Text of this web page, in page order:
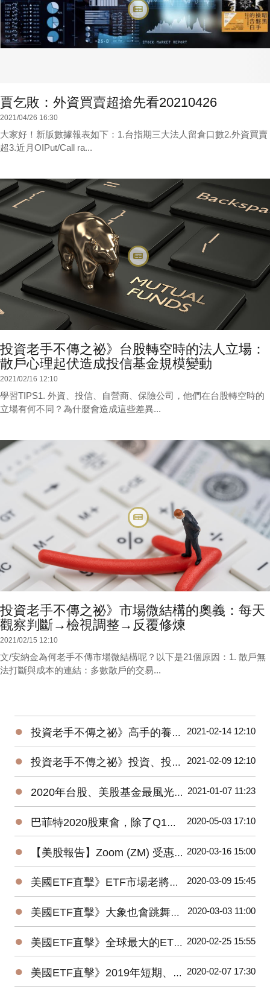
賈乞敗：外資買賣超搶先看20210426
2021/04/26 16:30
大家好！新版數據報表如下：1.台指期三大法人留倉口數2.外資買賣
超3.近月OIPut/Call ra...
投資老手不傳之祕》台股轉空時的法人立場：
散戶心理起伏造成投信基金規模變動
2021/02/16 12:10
學習TIPS1. 外資、投信、自營商、保險公司，他們在台股轉空時的
立場有何不同？為什麼會造成這些差異...
投資老手不傳之祕》市場微結構的奧義：每天
觀察判斷→檢視調整→反覆修煉
2021/02/15 12:10
文/安納金為何老手不傳市場微結構呢？以下是21個原因：1. 散戶無
法打斷與成本的連結：多數散戶的交易...
● 投資老手不傳之祕》高手的養成3階段：開放心胸 + 廣泛學習 + 大空頭洗禮 2021-02-14 12:10
● 投資老手不傳之祕》投資、投機、避險——3種部位都要嚴守各自紀律 2021-02-09 12:10
● 2020年台股、美股基金最風光，平均績效超過15%，能源基金谷底翻身大賺逾160%！ 2021-01-07 11:23
● 巴菲特2020股東會，除了Q1虧損，接下來投資人應該注意那些事？ 2020-05-03 17:10
● 【美股報告】Zoom (ZM) 受惠疫情，2019Q4財報及2020展望 2020-03-16 15:00
● 美國ETF直擊》ETF市場老將新兵爭鋒，誰是資金最青睞的No1？ 2020-03-09 15:45
● 美國ETF直擊》大象也會跳舞？2019美國主動ETF規模Top15出爐！ 2020-03-03 11:00
● 美國ETF直擊》全球最大的ETF是它⋯⋯1檔抵N檔0050！ 2020-02-25 15:55
● 美國ETF直擊》2019年短期、低風險的固定收益ETF最受追捧 2020-02-07 17:30